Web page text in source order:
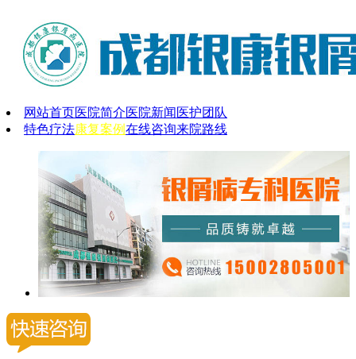
网站首页医院简介医院新闻 医护团队
特色疗法康复案例在线咨询来院路线